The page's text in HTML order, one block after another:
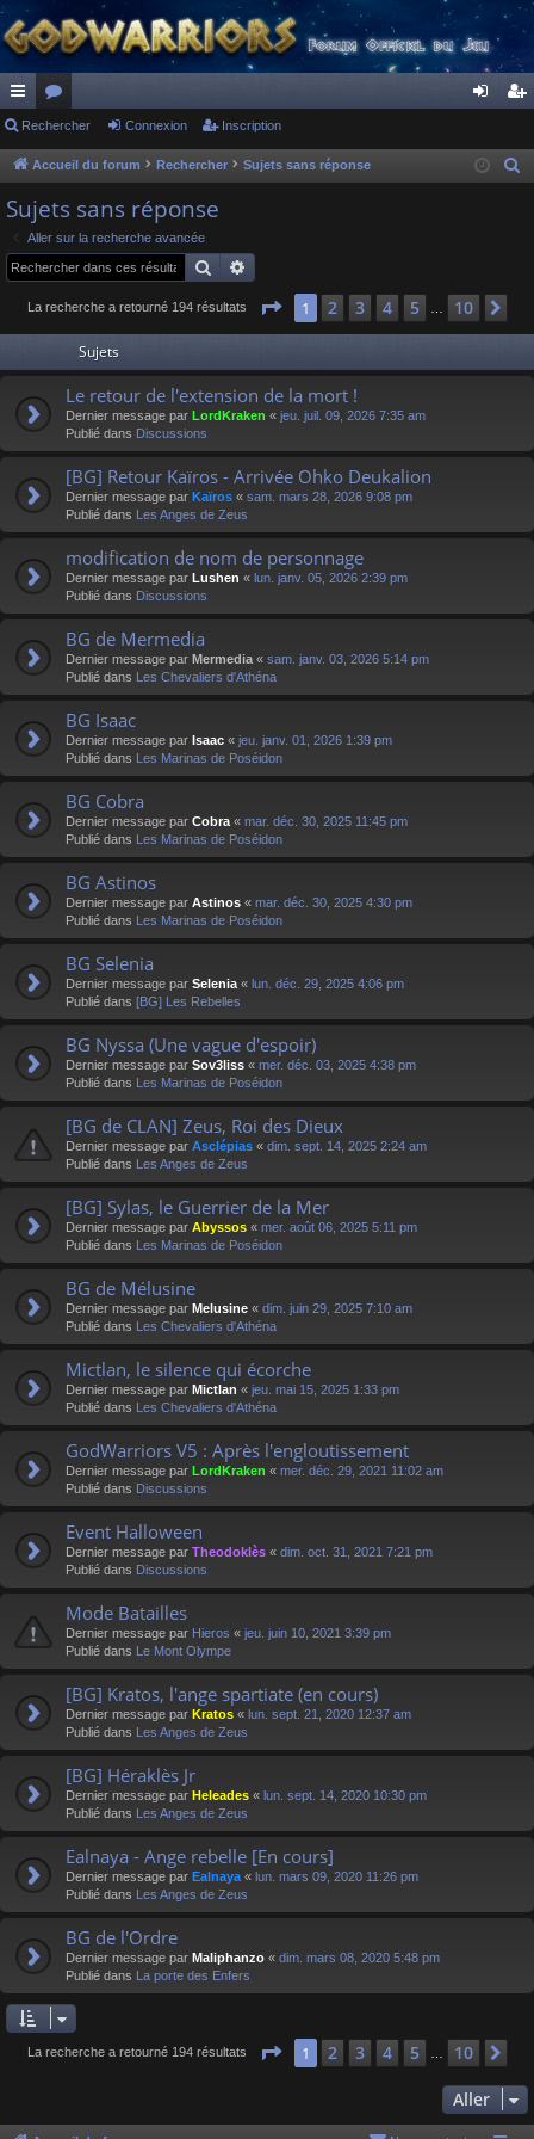
ac
co
ur
ci
s
or
u
s
ne cri
Rechercher Connexion Inscription
Accueil du forum Rechercher Sujets sans réponse
e
Sujets sans réponse
Aller sur la recherche avancée
Rechercher
La recherche a retourné 194 résultats Page 1sur 10
1 2 3 4 5 10
Sujets
Le retour de l'extension de la mort !
Dernier message par LordKraken « jeu. juil. 09, 2026 7:35 am
Publié dans Discussions
[BG] Retour Kaïros - Arrivée Ohko Deukalion
Dernier message par Kaïros « sam. mars 28, 2026 9:08 pm
Publié dans Les Anges de Zeus
modification de nom de personnage
Dernier message par Lushen « lun. janv. 05, 2026 2:39 pm
Publié dans Discussions
BG de Mermedia
Dernier message par Mermedia « sam. janv. 03, 2026 5:14 pm
Publié dans Les Chevaliers d'Athéna
BG Isaac
Dernier message par Isaac « jeu. janv. 01, 2026 1:39 pm
Publié dans Les Marinas de Poséidon
BG Cobra
Dernier message par Cobra « mar. déc. 30, 2025 11:45 pm
Publié dans Les Marinas de Poséidon
BG Astinos
Dernier message par Astinos « mar. déc. 30, 2025 4:30 pm
Publié dans Les Marinas de Poséidon
BG Selenia
Dernier message par Selenia « lun. déc. 29, 2025 4:06 pm
Publié dans [BG] Les Rebelles
BG Nyssa (Une vague d'espoir)
Dernier message par Sov3liss « mer. déc. 03, 2025 4:38 pm
Publié dans Les Marinas de Poséidon
[BG de CLAN] Zeus, Roi des Dieux
Dernier message par Asclépias « dim. sept. 14, 2025 2:24 am
Publié dans Les Anges de Zeus
[BG] Sylas, le Guerrier de la Mer
Dernier message par Abyssos « mer. août 06, 2025 5:11 pm
Publié dans Les Marinas de Poséidon
BG de Mélusine
Dernier message par Melusine « dim. juin 29, 2025 7:10 am
Publié dans Les Chevaliers d'Athéna
Mictlan, le silence qui écorche
Dernier message par Mictlan « jeu. mai 15, 2025 1:33 pm
Publié dans Les Chevaliers d'Athéna
GodWarriors V5 : Après l'engloutissement
Dernier message par LordKraken « mer. déc. 29, 2021 11:02 am
Publié dans Discussions
Event Halloween
Dernier message par Theodoklès « dim. oct. 31, 2021 7:21 pm
Publié dans Discussions
Mode Batailles
Dernier message par Hieros « jeu. juin 10, 2021 3:39 pm
Publié dans Le Mont Olympe
[BG] Kratos, l'ange spartiate (en cours)
Dernier message par Kratos « lun. sept. 21, 2020 12:37 am
Publié dans Les Anges de Zeus
[BG] Héraklès Jr
Dernier message par Heleades « lun. sept. 14, 2020 10:30 pm
Publié dans Les Anges de Zeus
Ealnaya - Ange rebelle [En cours]
Dernier message par Ealnaya « lun. mars 09, 2020 11:26 pm
Publié dans Les Anges de Zeus
BG de l'Ordre
Dernier message par Maliphanzo « dim. mars 08, 2020 5:48 pm
Publié dans La porte des Enfers
La recherche a retourné 194 résultats Page 1sur 10
1 2 3 4 5 10
Aller